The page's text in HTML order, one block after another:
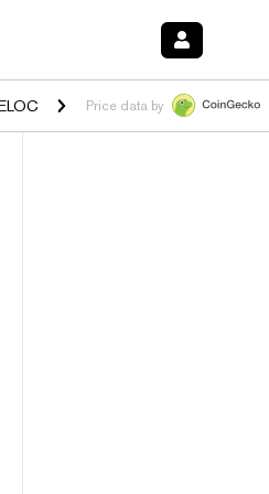
$1.033 3.00%HYPE $56.38 -
Price data by